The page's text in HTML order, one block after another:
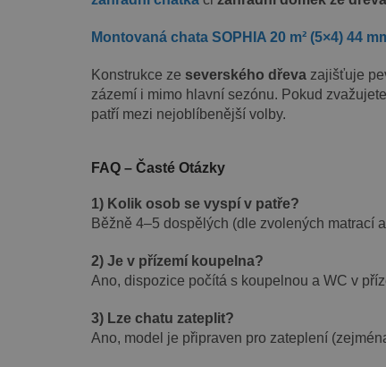
Montovaná chata SOPHIA 20 m² (5×4) 44
Konstrukce ze severského dřeva zajišťuje
zázemí i mimo hlavní sezónu. Pokud zvažujete
patří mezi nejoblíbenější volby.
FAQ – Časté Otázky
1) Kolik osob se vyspí v patře?
Běžně 4–5 dospělých (dle zvolených matrací
2) Je v přízemí koupelna?
Ano, dispozice počítá s koupelnou a WC v
3) Lze chatu zateplit?
Ano, model je připraven pro zateplení